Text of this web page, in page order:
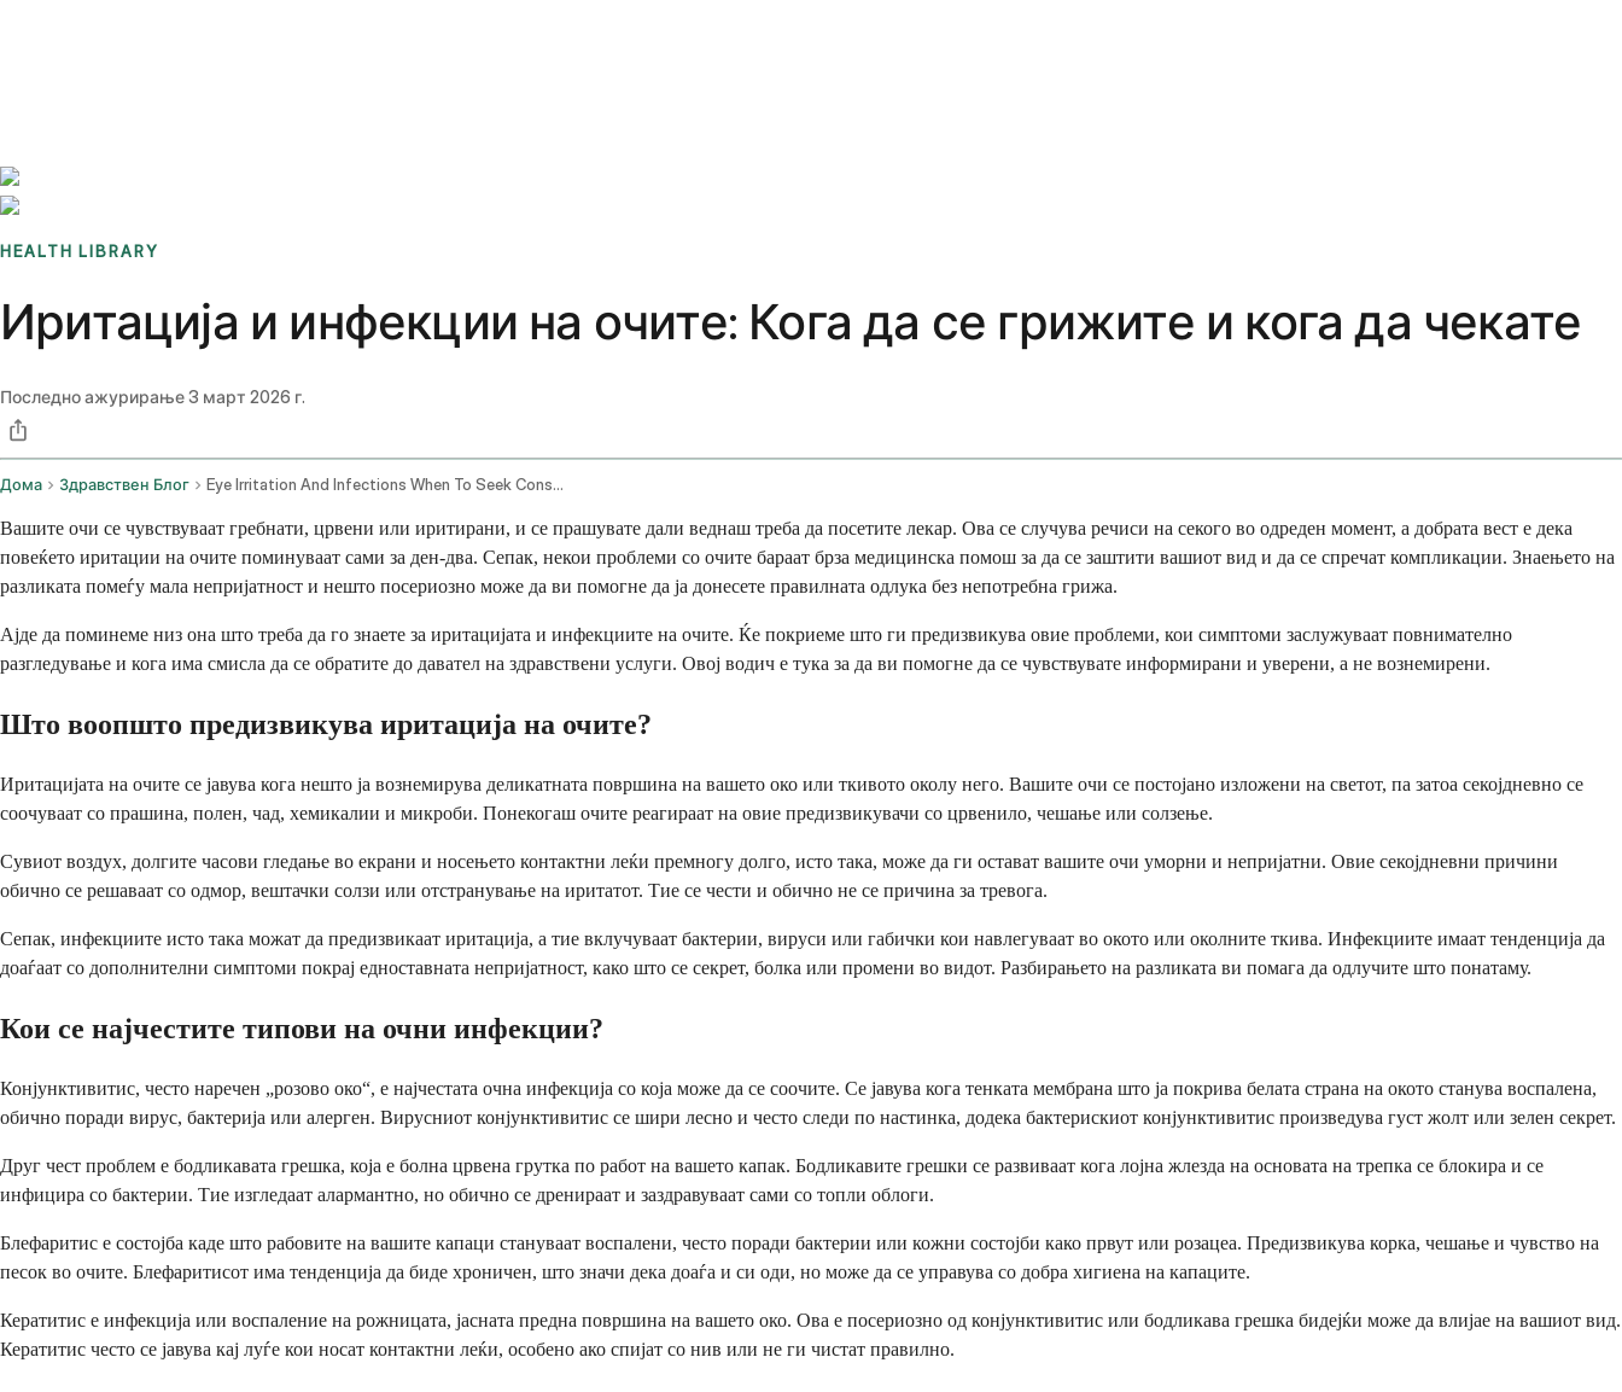
HEALTH LIBRARY
Иритација и инфекции на очите: Кога да се грижите и кога да чекате
Последно ажурирање3 март 2026 г.
Дома Здравствен Блог Eye Irritation And Infections When To Seek Consultation
Вашите очи се чувствуваат гребнати, црвени или иритирани, и се прашувате дали веднаш треба да посетите лекар. Ова се случува речиси на секого во одреден момент, а добрата вест е дека
повеќето иритации на очите поминуваат сами за ден-два. Сепак, некои проблеми со очите бараат брза медицинска помош за да се заштити вашиот вид и да се спречат компликации. Знаењето на
разликата помеѓу мала непријатност и нешто посериозно може да ви помогне да ја донесете правилната одлука без непотребна грижа.
Ајде да поминеме низ она што треба да го знаете за иритацијата и инфекциите на очите. Ќе покриеме што ги предизвикува овие проблеми, кои симптоми заслужуваат повнимателно
разгледување и кога има смисла да се обратите до давател на здравствени услуги. Овој водич е тука за да ви помогне да се чувствувате информирани и уверени, а не вознемирени.
Што воопшто предизвикува иритација на очите?
Иритацијата на очите се јавува кога нешто ја вознемирува деликатната површина на вашето око или ткивото околу него. Вашите очи се постојано изложени на светот, па затоа секојдневно се
соочуваат со прашина, полен, чад, хемикалии и микроби. Понекогаш очите реагираат на овие предизвикувачи со црвенило, чешање или солзење.
Сувиот воздух, долгите часови гледање во екрани и носењето контактни леќи премногу долго, исто така, може да ги остават вашите очи уморни и непријатни. Овие секојдневни причини
обично се решаваат со одмор, вештачки солзи или отстранување на иритатот. Тие се чести и обично не се причина за тревога.
Сепак, инфекциите исто така можат да предизвикаат иритација, а тие вклучуваат бактерии, вируси или габички кои навлегуваат во окото или околните ткива. Инфекциите имаат тенденција да
доаѓаат со дополнителни симптоми покрај едноставната непријатност, како што се секрет, болка или промени во видот. Разбирањето на разликата ви помага да одлучите што понатаму.
Кои се најчестите типови на очни инфекции?
Конјунктивитис, често наречен „розово око“, е најчестата очна инфекција со која може да се соочите. Се јавува кога тенката мембрана што ја покрива белата страна на окото станува воспалена,
обично поради вирус, бактерија или алерген. Вирусниот конјунктивитис се шири лесно и често следи по настинка, додека бактерискиот конјунктивитис произведува густ жолт или зелен секрет.
Друг чест проблем е бодликавата грешка, која е болна црвена грутка по работ на вашето капак. Бодликавите грешки се развиваат кога лојна жлезда на основата на трепка се блокира и се
инфицира со бактерии. Тие изгледаат алармантно, но обично се дренираат и заздравуваат сами со топли облоги.
Блефаритис е состојба каде што рабовите на вашите капаци стануваат воспалени, често поради бактерии или кожни состојби како првут или розацеа. Предизвикува корка, чешање и чувство на
песок во очите. Блефаритисот има тенденција да биде хроничен, што значи дека доаѓа и си оди, но може да се управува со добра хигиена на капаците.
Кератитис е инфекција или воспаление на рожницата, јасната предна површина на вашето око. Ова е посериозно од конјунктивитис или бодликава грешка бидејќи може да влијае на вашиот вид.
Кератитис често се јавува кај луѓе кои носат контактни леќи, особено ако спијат со нив или не ги чистат правилно.